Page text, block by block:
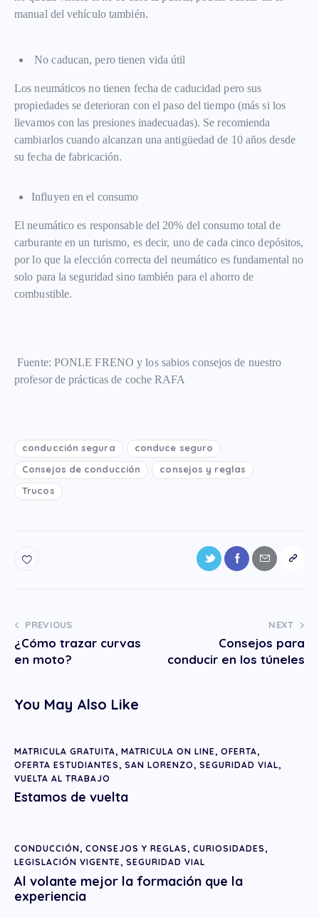
manual del vehículo también.
No caducan, pero tienen vida útil
Los neumáticos no tienen fecha de caducidad pero sus
propiedades se deterioran con el paso del tiempo (más si los
llevamos con las presiones inadecuadas). Se recomienda
cambiarlos cuando alcanzan una antigüedad de 10 años desde
su fecha de fabricación.
Influyen en el consumo
El neumático es responsable del 20% del consumo total de
carburante en un turismo, es decir, uno de cada cinco depósitos,
por lo que la elección correcta del neumático es fundamental no
solo para la seguridad sino también para el ahorro de
combustible.
Fuente: PONLE FRENO y los sabios consejos de nuestro
profesor de prácticas de coche RAFA
conducción segura
conduce seguro
Consejos de conducción
consejos y reglas
Trucos
PREVIOUS
¿Cómo trazar curvas
en moto?
NEXT
Consejos para
conducir en los túneles
You May Also Like
MATRICULA GRATUITA, MATRICULA ON LINE , OFERTA,
OFERTA ESTUDIANTES , SAN LORENZO, SEGURIDAD VIAL,
VUELTA AL TRABAJO
Estamos de vuelta
CONDUCCIÓN, CONSEJOS Y REGLAS, CURIOSIDADES,
LEGISLACIÓN VIGENTE, SEGURIDAD VIAL
Al volante mejor la formación que la
experiencia